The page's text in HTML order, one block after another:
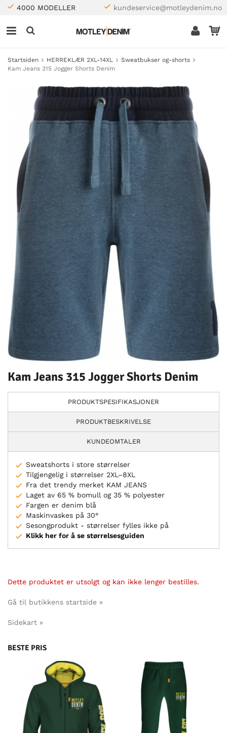
4000 MODELLER kundeservice@motleydenim.no
Startsiden HERREKLÆR 2XL-14XL
Sweatbukser og-shorts
Kam Jeans 315 Jogger Shorts Denim
Kam Jeans 315 Jogger Shorts Denim
PRODUKTSPESIFIKASJONER
PRODUKTBESKRIVELSE
KUNDEOMTALER
Sweatshorts i store størrelser
Tilgjengelig i størrelser 2XL–8XL
Fra det trendy merket KAM JEANS
Laget av 65 % bomull og 35 % polyester
Fargen er denim blå
Maskinvaskes på 30°
Sesongprodukt - størrelser fylles ikke på
Klikk her for å se størrelsesguiden
Dette produktet er utsolgt og kan ikke lenger bestilles.
Gå til butikkens startside »
Sidekart »
BESTE PRIS